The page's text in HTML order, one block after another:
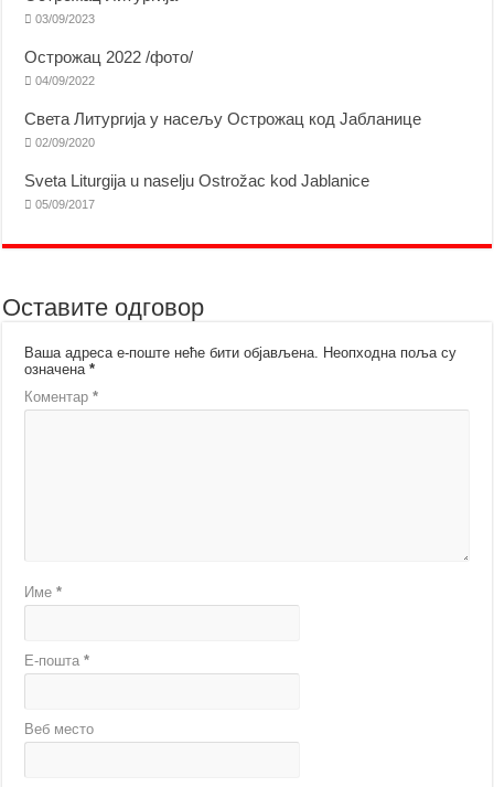
03/09/2023
Острожац 2022 /фото/
04/09/2022
Света Литургија у насељу Острожац код Јабланице
02/09/2020
Sveta Liturgija u naselju Ostrožac kod Jablanice
05/09/2017
Оставите одговор
Ваша адреса е-поште неће бити објављена. Неопходна поља су
означена*
Коментар*
Име*
Е-пошта*
Веб место